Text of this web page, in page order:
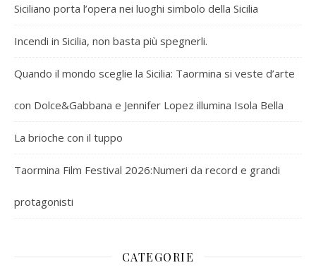
Siciliano porta l’opera nei luoghi simbolo della Sicilia
Incendi in Sicilia, non basta più spegnerli.
Quando il mondo sceglie la Sicilia: Taormina si veste d’arte
con Dolce&Gabbana e Jennifer Lopez illumina Isola Bella
La brioche con il tuppo
Taormina Film Festival 2026:Numeri da record e grandi
protagonisti
CATEGORIE